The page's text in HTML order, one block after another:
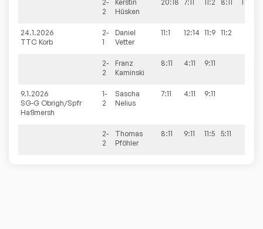
2-
2
Kerstin
Hüsken
20:18 7:11 11:2 8:11 11:4
24.1.2026
TTC Korb
2-
1
Daniel
Vetter
11:1 12:14 11:9 11:2
2-
2
Franz
Kaminski
8:11 4:11 9:11
9.1.2026
SG-G Obrigh/Spfr
Haßmersh
1-
2
Sascha
Nelius
7:11 4:11 9:11
2-
2
Thomas
Pföhler
8:11 9:11 11:5 5:11